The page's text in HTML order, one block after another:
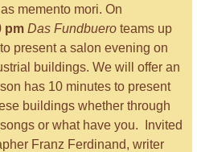
memento mori. On
pm Das Fundbuero teams up
to present a salon evening on
buildings. We will offer an
has 10 minutes to present
buildings whether through
or what have you. Invited
Franz Ferdinand, writer